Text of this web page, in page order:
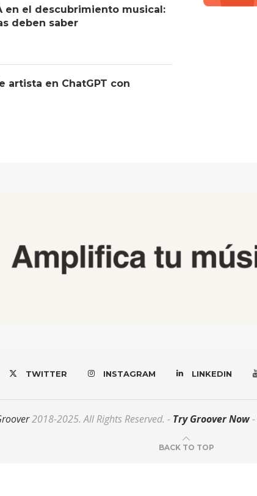
en el descubrimiento musical:
deben saber
artista en ChatGPT con
TWITTER INSTAGRAM LINKEDIN
2018-2025. All Rights Reserved. - Try Groover Now-
BACK TO TOP